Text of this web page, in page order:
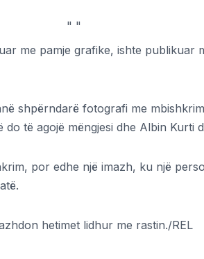
" "
me pamje grafike, ishte publikuar
shpërndarë fotografi me
të agojë mëngjesi dhe Albin Kurti
por edhe një imazh, ku një
hetimet lidhur me rastin./REL